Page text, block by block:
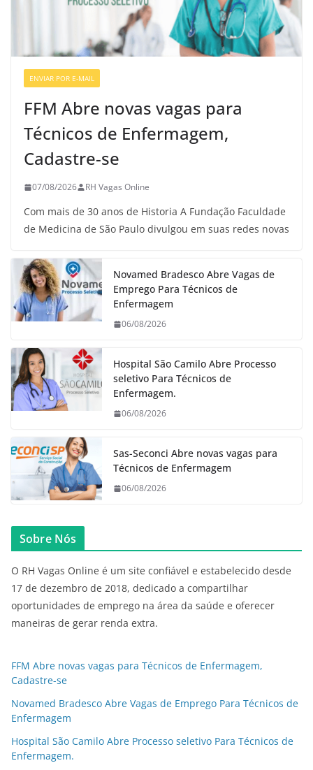
ENVIAR POR E-MAIL
FFM Abre novas vagas para
Técnicos de Enfermagem,
Cadastre-se
07/08/2026 RH Vagas Online
Com mais de 30 anos de Historia A Fundação Faculdade
de Medicina de São Paulo divulgou em suas redes novas
Novamed Bradesco Abre Vagas de
Emprego Para Técnicos de
Enfermagem
06/08/2026
Hospital São Camilo Abre Processo
seletivo Para Técnicos de
Enfermagem.
06/08/2026
Sas-Seconci Abre novas vagas para
Técnicos de Enfermagem
06/08/2026
Sobre Nós
O RH Vagas Online é um site confiável e estabelecido desde
17 de dezembro de 2018, dedicado a compartilhar
oportunidades de emprego na área da saúde e oferecer
maneiras de gerar renda extra.
FFM Abre novas vagas para Técnicos de Enfermagem,
Cadastre-se
Novamed Bradesco Abre Vagas de Emprego Para Técnicos de
Enfermagem
Hospital São Camilo Abre Processo seletivo Para Técnicos de
Enfermagem.